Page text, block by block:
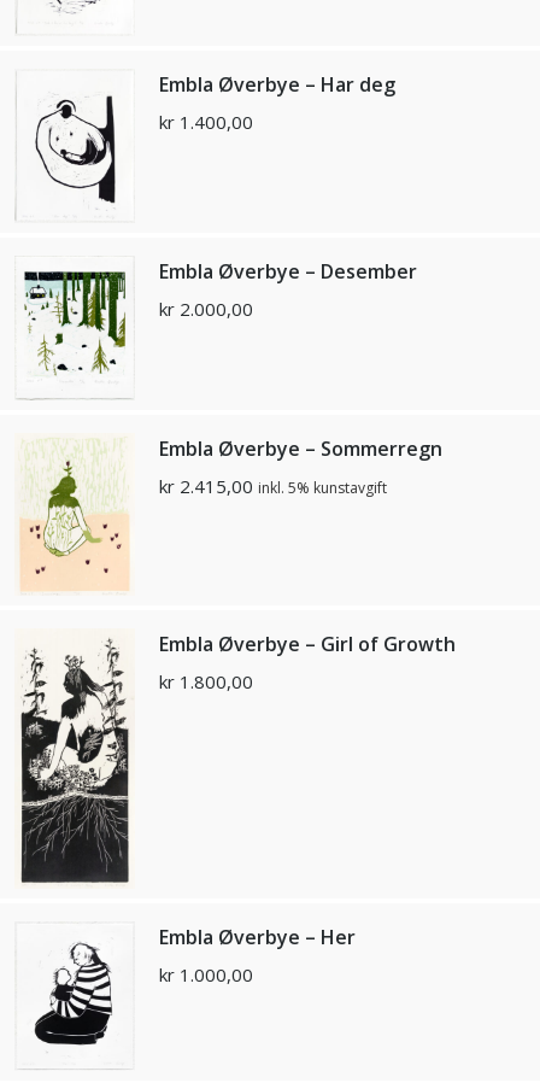
Embla Øverbye – Har deg
kr 1.400,00
Embla Øverbye – Desember
kr 2.000,00
Embla Øverbye – Sommerregn
kr 2.415,00 inkl. 5% kunstavgift
Embla Øverbye – Girl of Growth
kr 1.800,00
Embla Øverbye – Her
kr 1.000,00